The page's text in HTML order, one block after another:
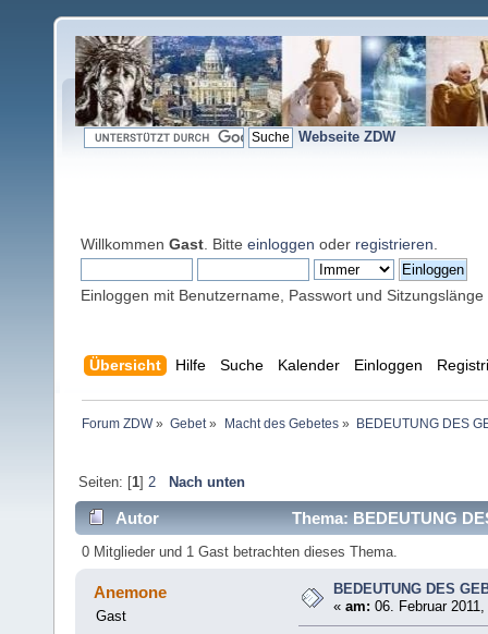
Webseite ZDW
Willkommen Gast . Bitte einloggen oder registrieren
Einloggen mit Benutzername, Passwort und Sitzungslänge
Übersicht Hilfe Suche Kalender Einloggen
Forum ZDW» Gebet» Macht des Gebetes» BEDEUTUNG DES
Seiten: [1] 2 Nach unten
Autor Thema: BEDEUTUNG
0 Mitglieder und 1 Gast betrachten dieses Thema.
Anemone
Gast
BEDEUTUNG DES
«am: 06. Februar